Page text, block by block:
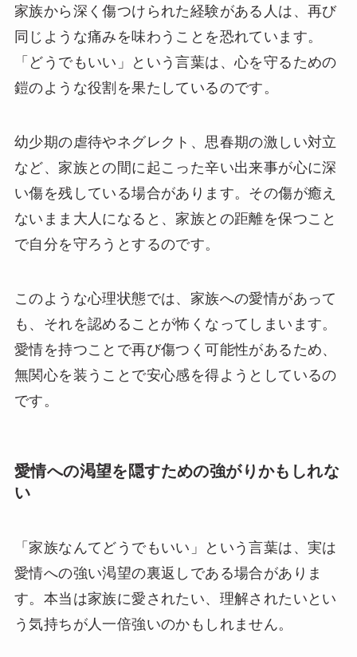
家族から深く傷つけられた経験がある人は、再び
同じような痛みを味わうことを恐れています。
「どうでもいい」という言葉は、心を守るための
鎧のような役割を果たしているのです。
幼少期の虐待やネグレクト、思春期の激しい対立
など、家族との間に起こった辛い出来事が心に深
い傷を残している場合があります。その傷が癒え
ないまま大人になると、家族との距離を保つこと
で自分を守ろうとするのです。
このような心理状態では、家族への愛情があって
も、それを認めることが怖くなってしまいます。
愛情を持つことで再び傷つく可能性があるため、
無関心を装うことで安心感を得ようとしているの
です。
愛情への渇望を隠すための強がりかもしれな
い
「家族なんてどうでもいい」という言葉は、実は
愛情への強い渇望の裏返しである場合がありま
す。本当は家族に愛されたい、理解されたいとい
う気持ちが人一倍強いのかもしれません。